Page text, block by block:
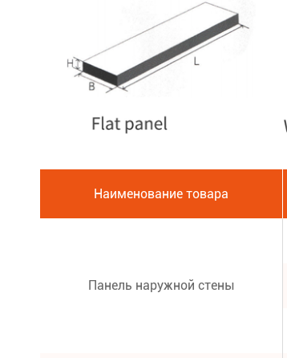
Наименование товара
Панель наружной стены